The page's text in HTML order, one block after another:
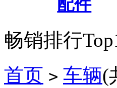
配件
畅销排行
首页 > 车辆(